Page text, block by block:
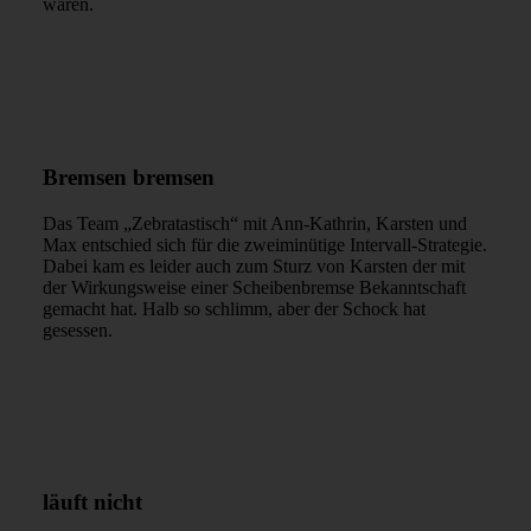
waren.
Bremsen bremsen
Das Team „Zebratastisch“ mit Ann-Kathrin, Karsten und
Max entschied sich für die zweiminütige Intervall-Strategie.
Dabei kam es leider auch zum Sturz von Karsten der mit
der Wirkungsweise einer Scheibenbremse Bekanntschaft
gemacht hat. Halb so schlimm, aber der Schock hat
gesessen.
läuft nicht